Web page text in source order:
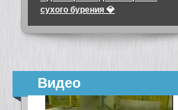
сухого бурения 💎
Видео